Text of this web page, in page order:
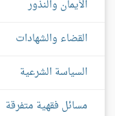
الأيمان والنذور
القضاء والشهادات
السياسة الشرعية
مسائل فقهية متفرقة